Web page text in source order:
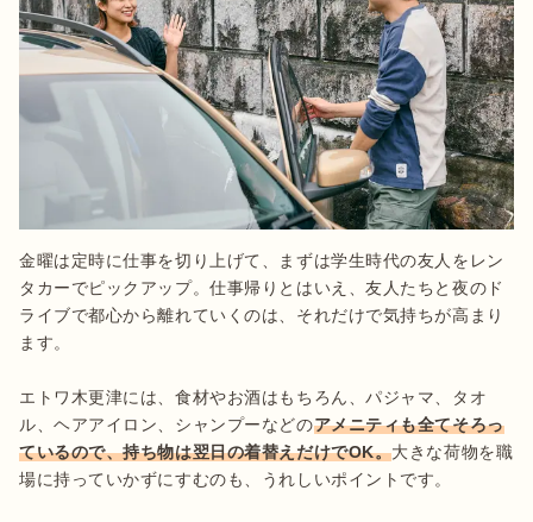
金曜は定時に仕事を切り上げて、まずは学生時代の友人をレン
タカーでピックアップ。仕事帰りとはいえ、友人たちと夜のド
ライブで都心から離れていくのは、それだけで気持ちが高まり
ます。
エトワ木更津には、食材やお酒はもちろん、パジャマ、タオ
ル、ヘアアイロン、シャンプーなどのアメニティも全てそろっ
ているので、持ち物は翌日の着替えだけでOK。大きな荷物を職
場に持っていかずにすむのも、うれしいポイントです。